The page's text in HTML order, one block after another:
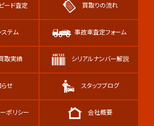
ード査定 買取りの流れ
テム 事故車査定フォーム
取実績 シリアルナンバー解説
せ スタッフブログ
ポリシー 会社概要